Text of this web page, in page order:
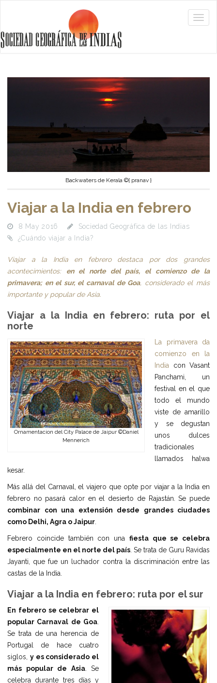
Backwaters de Kerala ©{ pranav }
Viajar a la India en febrero
8 May 2016
Sociedad Geográfica de las Indias
¿Cuándo viajar a India?
Viajar a la India en febrero destaca por dos grandes
acontecimientos: en el norte del país, el comienzo de la
primavera; en el sur, el carnaval de Goa, considerado el más
importante y popular de Asia.
Viajar a la India en febrero: ruta por el
norte
Ornamentacion del City Palace de Jaipur ©Daniel
Mennerich
La primavera da
comienzo en la
India con Vasant
Panchami, un
festival en el que
todo el mundo
viste de amarillo
y se degustan
unos dulces
tradicionales
llamados halwa
kesar.
Más allá del Carnaval, el viajero que opte por viajar a la India en
febrero no pasará calor en el desierto de Rajastán. Se puede
combinar con una extensión desde grandes ciudades
como Delhi, Agra o Jaipur
Febrero coincide también con una fiesta que se celebra
especialmente en el norte del país . Se trata de Guru Ravidas
Jayanti, que fue un luchador contra la discriminación entre las
castas de la India.
Viajar a la India en febrero: ruta por el sur
En febrero se celebrar el
popular Carnaval de Goa
Se trata de una herencia de
Portugal de hace cuatro
siglos, y es considerado el
más popular de Asia. Se
celebra durante tres días y